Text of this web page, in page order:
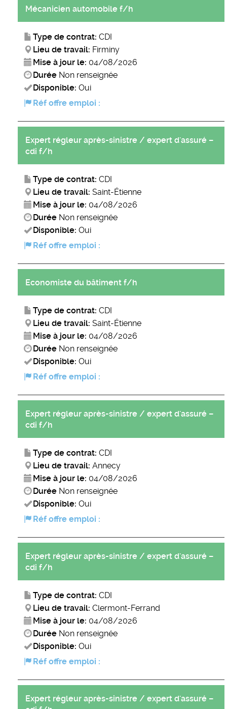
Mécanicien automobile f/h
Type de contrat: CDI
Lieu de travail: Firminy
Mise à jour le: 04/08/2026
Durée Non renseignée
Disponible: Oui
Réf offre emploi :
Expert régleur après-sinistre / expert d'assuré –
cdi f/h
Type de contrat: CDI
Lieu de travail: Saint-Étienne
Mise à jour le: 04/08/2026
Durée Non renseignée
Disponible: Oui
Réf offre emploi :
Economiste du bâtiment f/h
Type de contrat: CDI
Lieu de travail: Saint-Étienne
Mise à jour le: 04/08/2026
Durée Non renseignée
Disponible: Oui
Réf offre emploi :
Expert régleur après-sinistre / expert d'assuré –
cdi f/h
Type de contrat: CDI
Lieu de travail: Annecy
Mise à jour le: 04/08/2026
Durée Non renseignée
Disponible: Oui
Réf offre emploi :
Expert régleur après-sinistre / expert d'assuré –
cdi f/h
Type de contrat: CDI
Lieu de travail: Clermont-Ferrand
Mise à jour le: 04/08/2026
Durée Non renseignée
Disponible: Oui
Réf offre emploi :
Expert régleur après-sinistre / expert d'assuré –